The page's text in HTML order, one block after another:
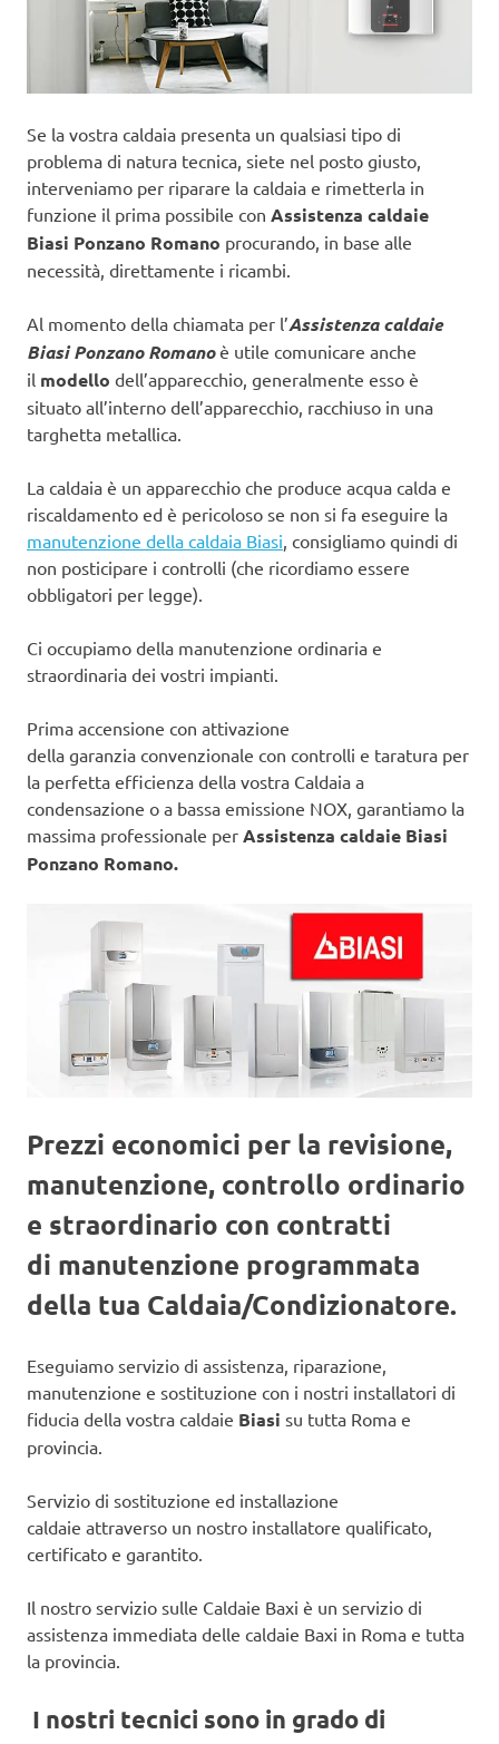
Se la vostra caldaia presenta un qualsiasi tipo di
problema di natura tecnica, siete nel posto giusto,
interveniamo per riparare la caldaia e rimetterla in
funzione il prima possibile con Assistenza caldaie
Biasi Ponzano Romano procurando, in base alle
necessità, direttamente i ricambi.
Al momento della chiamata per l’Assistenza caldaie
Biasi Ponzano Romanoè utile comunicare anche
il modello dell’apparecchio, generalmente esso è
situato all’interno dell’apparecchio, racchiuso in una
targhetta metallica.
La caldaia è un apparecchio che produce acqua calda e
riscaldamento ed è pericoloso se non si fa eseguire la
manutenzione della caldaia Biasi , consigliamo quindi di
non posticipare i controlli (che ricordiamo essere
obbligatori per legge).
Ci occupiamo della manutenzione ordinaria e
straordinaria dei vostri impianti.
Prima accensione con attivazione
della garanzia convenzionale con controlli e taratura per
la perfetta efficienza della vostra Caldaia a
condensazione o a bassa emissione NOX, garantiamo la
massima professionale per Assistenza caldaie Biasi
Ponzano Romano.
Prezzi economici per la revisione,
manutenzione, controllo ordinario
e straordinario con contratti
di manutenzione programmata
della tua Caldaia/Condizionatore.
Eseguiamo servizio di assistenza, riparazione,
manutenzione e sostituzione con i nostri installatori di
fiducia della vostra caldaie Biasi su tutta Roma e
provincia.
Servizio di sostituzione ed installazione
caldaie attraverso un nostro installatore qualificato,
certificato e garantito.
Il nostro servizio sulle Caldaie Baxi è un servizio di
assistenza immediata delle caldaie Baxi in Roma e tutta
la provincia.
I nostri tecnici sono in grado di